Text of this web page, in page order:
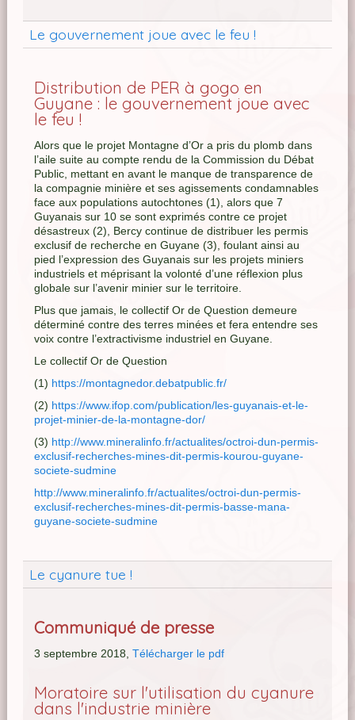
Le gouvernement joue avec le feu !
Distribution de PER à gogo en
Guyane : le gouvernement joue avec
le feu !
Alors que le projet Montagne d’Or a pris du plomb dans
l’aile suite au compte rendu de la Commission du Débat
Public, mettant en avant le manque de transparence de
la compagnie minière et ses agissements condamnables
face aux populations autochtones (1), alors que 7
Guyanais sur 10 se sont exprimés contre ce projet
désastreux (2), Bercy continue de distribuer les permis
exclusif de recherche en Guyane (3), foulant ainsi au
pied l’expression des Guyanais sur les projets miniers
industriels et méprisant la volonté d’une réflexion plus
globale sur l’avenir minier sur le territoire.
Plus que jamais, le collectif Or de Question demeure
déterminé contre des terres minées et fera entendre ses
voix contre l’extractivisme industriel en Guyane.
Le collectif Or de Question
(1) https://montagnedor.debatpublic.fr/
(2) https://www.ifop.com/publication/les-guyanais-et-le-
projet-minier-de-la-montagne-dor/
(3) http://www.mineralinfo.fr/actualites/octroi-dun-permis-
exclusif-recherches-mines-dit-permis-kourou-guyane-
societe-sudmine
http://www.mineralinfo.fr/actualites/octroi-dun-permis-
exclusif-recherches-mines-dit-permis-basse-mana-
guyane-societe-sudmine
Le cyanure tue !
Communiqué de presse
3 septembre 2018, Télécharger le pdf
Moratoire sur l'utilisation du cyanure
dans l'industrie minière